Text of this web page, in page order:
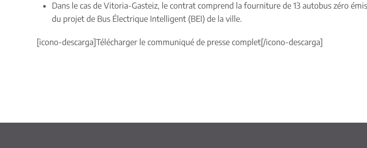
Dans le cas de Vitoria-Gasteiz, le contrat comprend la fourniture de 13 autobus zéro
du projet de Bus Électrique Intelligent (BEI) de la ville.
[icono-descarga]Télécharger le communiqué de presse complet[/icono-descarga]